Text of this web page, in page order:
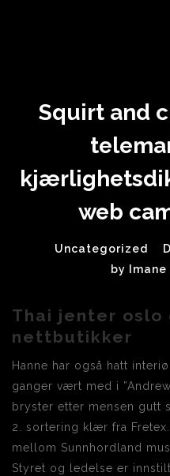
Squirt and
web
Uncategorized
by
Thai jenter oslo
nettbutikker
Hanne har også hatt
ganger vært med i
bryster etter mensen gutt
2. sortering klær fra
mellom Sunnhordland
Styret og ledelse er